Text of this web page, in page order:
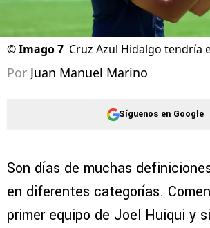
©Imago 7 Cruz Azul Hidalgo tendría
Por Juan Manuel Marino
Síguenos en Google
Son días de muchas
en diferentes categorías.
primer equipo de Joel Huiqui y